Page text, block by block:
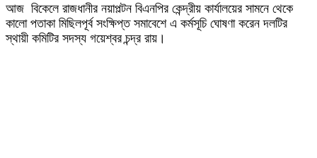
আজ বিকেলে রাজধানীর নয়াপল্টন বিএনপির কেন্দ্রীয় কার্যালয়ের সামনে থেকে
কালো পতাকা মিছিলপূর্ব সংক্ষিপ্ত সমাবেশে এ কর্মসূচি ঘোষণা করেন দলটির
স্থায়ী কমিটির সদস্য গয়েশ্বর চন্দ্র রায়।